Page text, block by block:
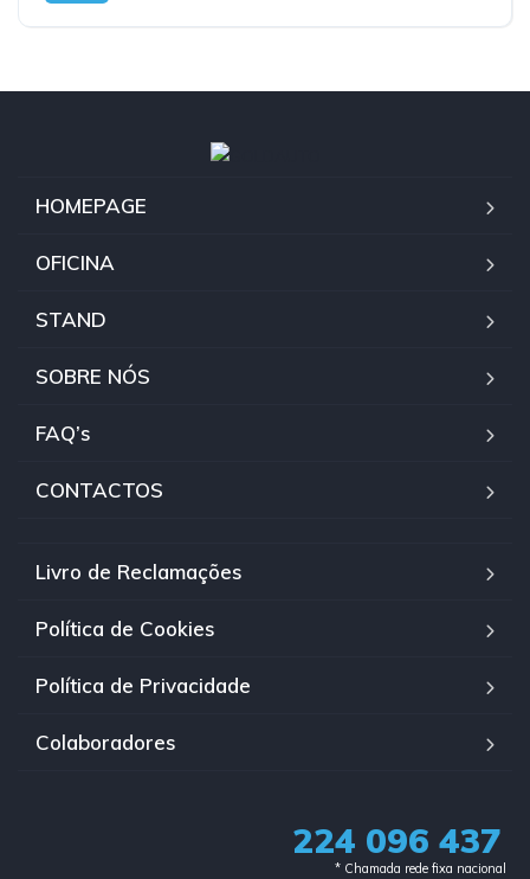
HOMEPAGE
OFICINA
STAND
SOBRE NÓS
FAQ’s
CONTACTOS
Livro de Reclamações
Política de Cookies
Política de Privacidade
Colaboradores
224 096 437
* Chamada rede fixa nacional​